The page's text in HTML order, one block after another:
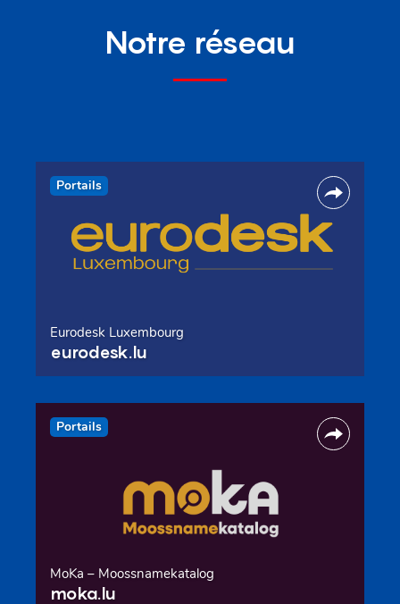
Notre réseau
Portails
Eurodesk Luxembourg
eurodesk.lu
Portails
MoKa – Moossnamekatalog
moka.lu